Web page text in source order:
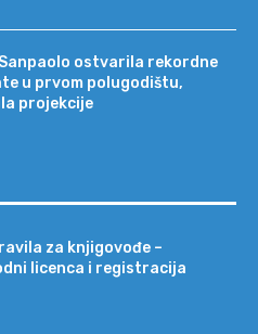
ostvarila rekordne
u prvom polugodištu,
projekcije
za knjigovođe –
licenca i registracija